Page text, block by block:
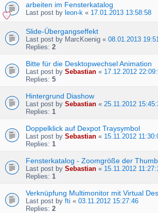
arbeiten im Fensterkatalog
Last post by leon-k « 17.01.2013 13:58:58
Slide-Übergangseffekt
Last post by MarcKoenig « 08.01.2013
Replies: 2
Bitte für die Desktopwechsel Animation
Last post by Sebastian « 17.12.2012
Replies: 5
Hintergrund Diashow
Last post by Sebastian « 25.11.2012
Replies: 1
Doppelklick auf Dexpot Traysymbol
Last post by Sebastian « 15.11.2012
Replies: 1
Fensterkatalog - Zoomgröße der
Last post by Sebastian « 15.11.2012
Replies: 1
Verknüpfung Multimonitor mit Virtual
Last post by fti « 03.11.2012 15:27:46
Replies: 2